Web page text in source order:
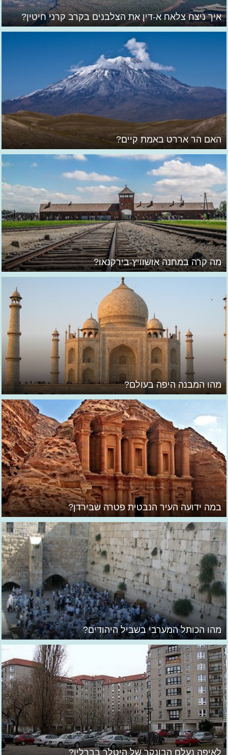
איך ניצח צלאח א-דין את הצלבנים בקרב קרני חיטין?
האם הר אררט באמת קיים?
מה קרה במחנה אושוויץ-בירקנאו?
מהו המבנה היפה בעולם?
במה ידועה העיר הנבטית פטרה שבירדן?
מהו הכותל המערבי בשביל היהודים?
לאיפה נעלם הבונקר של היטלר בברלין?